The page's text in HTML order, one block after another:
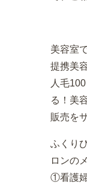
美容室
提携美
人毛
る！美
販売を
ふくり
ロンの
①看護